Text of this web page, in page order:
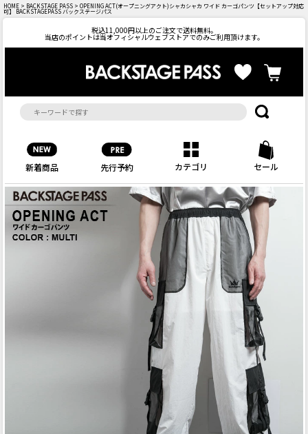
HOME > BACKSTAGE PASS > OPENING ACT(オープニングアクト)シャカシャカ ワイド カーゴパンツ【セットアップ対応
可】 BACKSTAGEPASS バックステージパス
税込11,000円以上のご注文で送料無料。
当店のポイントは当オフィシャルウェブストアでのみご利用頂けます。
新着商品 先行予約 カテゴリ セール